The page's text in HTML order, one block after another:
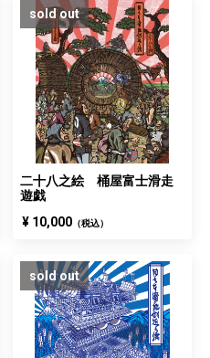
sold out
二十八之絵 桶屋富士滑走
遊戯
¥ 10,000 （税込）
sold out